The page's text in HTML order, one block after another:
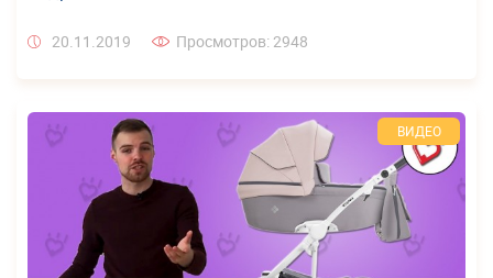
20.11.2019 Просмотров: 2948
ВИДЕО